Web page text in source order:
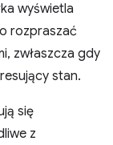
wyświetla
rozpraszać
zwłaszcza gdy
stan.
się
z